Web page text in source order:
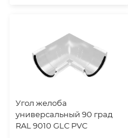
Угол желоба
универсальный 90 град
RAL 9010 GLC PVC